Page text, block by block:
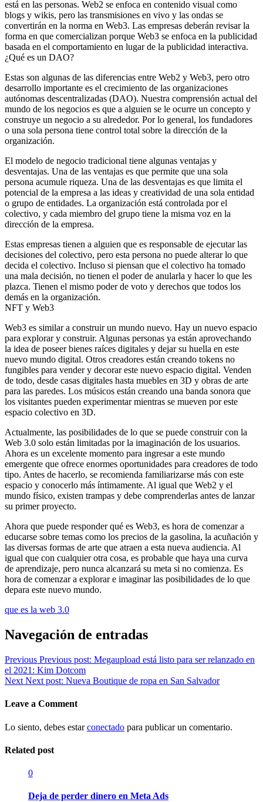
está en las personas. Web2 se enfoca en contenido visual como
blogs y wikis, pero las transmisiones en vivo y las ondas se
convertirán en la norma en Web3. Las empresas deberán revisar la
forma en que comercializan porque Web3 se enfoca en la publicidad
basada en el comportamiento en lugar de la publicidad interactiva.
¿Qué es un DAO?
Estas son algunas de las diferencias entre Web2 y Web3, pero otro
desarrollo importante es el crecimiento de las organizaciones
autónomas descentralizadas (DAO). Nuestra comprensión actual del
mundo de los negocios es que a alguien se le ocurre un concepto y
construye un negocio a su alrededor. Por lo general, los fundadores
o una sola persona tiene control total sobre la dirección de la
organización.
El modelo de negocio tradicional tiene algunas ventajas y
desventajas. Una de las ventajas es que permite que una sola
persona acumule riqueza. Una de las desventajas es que limita el
potencial de la empresa a las ideas y creatividad de una sola entidad
o grupo de entidades. La organización está controlada por el
colectivo, y cada miembro del grupo tiene la misma voz en la
dirección de la empresa.
Estas empresas tienen a alguien que es responsable de ejecutar las
decisiones del colectivo, pero esta persona no puede alterar lo que
decida el colectivo. Incluso si piensan que el colectivo ha tomado
una mala decisión, no tienen el poder de anularla y hacer lo que les
plazca. Tienen el mismo poder de voto y derechos que todos los
demás en la organización.
NFT y Web3
Web3 es similar a construir un mundo nuevo. Hay un nuevo espacio
para explorar y construir. Algunas personas ya están aprovechando
la idea de poseer bienes raíces digitales y dejar su huella en este
nuevo mundo digital. Otros creadores están creando tokens no
fungibles para vender y decorar este nuevo espacio digital. Venden
de todo, desde casas digitales hasta muebles en 3D y obras de arte
para las paredes. Los músicos están creando una banda sonora que
los visitantes pueden experimentar mientras se mueven por este
espacio colectivo en 3D.
Actualmente, las posibilidades de lo que se puede construir con la
Web 3.0 solo están limitadas por la imaginación de los usuarios.
Ahora es un excelente momento para ingresar a este mundo
emergente que ofrece enormes oportunidades para creadores de todo
tipo. Antes de hacerlo, se recomienda familiarizarse más con este
espacio y conocerlo más íntimamente. Al igual que Web2 y el
mundo físico, existen trampas y debe comprenderlas antes de lanzar
su primer proyecto.
Ahora que puede responder qué es Web3, es hora de comenzar a
educarse sobre temas como los precios de la gasolina, la acuñación y
las diversas formas de arte que atraen a esta nueva audiencia. Al
igual que con cualquier otra cosa, es probable que haya una curva
de aprendizaje, pero nunca alcanzará su meta si no comienza. Es
hora de comenzar a explorar e imaginar las posibilidades de lo que
depara este nuevo mundo.
que es la web 3.0
Navegación de entradas
Previous Previous post: Megaupload está listo para ser relanzado en
el 2021: Kim Dotcom
Next Next post: Nueva Boutique de ropa en San Salvador
Leave a Comment
Lo siento, debes estarconectado para publicar un comentario.
Related post
0
Deja de perder dinero en Meta Ads